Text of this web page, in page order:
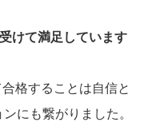
けて満足しています
格することは自信と
にも繋がりました。